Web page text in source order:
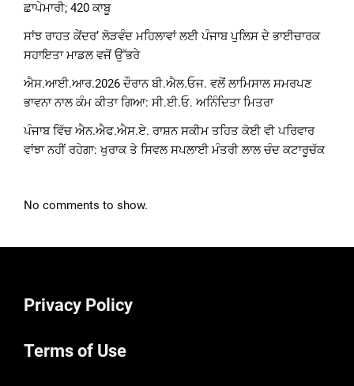
ਛਾਪੇਮਾਰੀ; 420 ਕਾਬੂ
ਸਾਂਝ ਰਾਹਤ ਕੇਂਦਰ’ ਲੋੜਵੰਦ ਮਹਿਲਾਵਾਂ ਲਈ ਪੰਜਾਬ ਪੁਲਿਸ ਦੇ ਭਾਈਚਾਰਕ
ਸਹਾਇਤਾ ਮਾਡਲ ਵਜੋਂ ਉੱਭਰੇ
ਐਸ.ਆਈ.ਆਰ.2026 ਦੌਰਾਨ ਬੀ.ਐਲ.ਓਜ. ਵਲੋਂ ਲਾਮਿਸਾਲ ਸਮਰਪਣ
ਭਾਵਨਾ ਨਾਲ ਕੰਮ ਕੀਤਾ ਗਿਆ: ਸੀ.ਈ.ਓ. ਅਨਿੰਦਿਤਾ ਮਿਤਰਾ
ਪੰਜਾਬ ਵਿੱਚ ਐਨ.ਐਫ.ਐਸ.ਏ. ਰਾਸ਼ਨ ਸਕੀਮ ਤਹਿਤ ਕੋਈ ਵੀ ਪਰਿਵਾਰ
ਵਾਂਝਾ ਨਹੀਂ ਰਹੇਗਾ: ਖੁਰਾਕ ਤੇ ਸਿਵਲ ਸਪਲਾਈ ਮੰਤਰੀ ਲਾਲ ਚੰਦ ਕਟਾਰੂਚੱਕ
No comments to show.
Privacy Policy
Terms of Use